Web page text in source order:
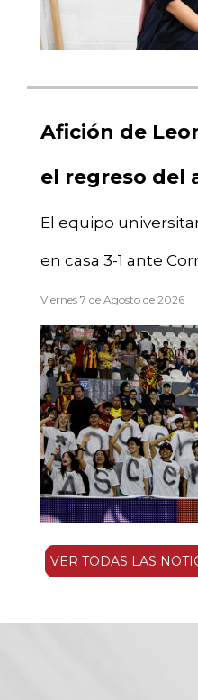
Afición de
el regreso del
El equipo
en casa 3-1 ante
Viernes 7 de Agosto de 2026
VER TODAS LAS